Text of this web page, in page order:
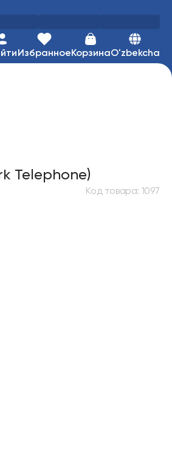
ИзбранноеКорзинаO'zbekcha
Telephone)
Код товара: 1097